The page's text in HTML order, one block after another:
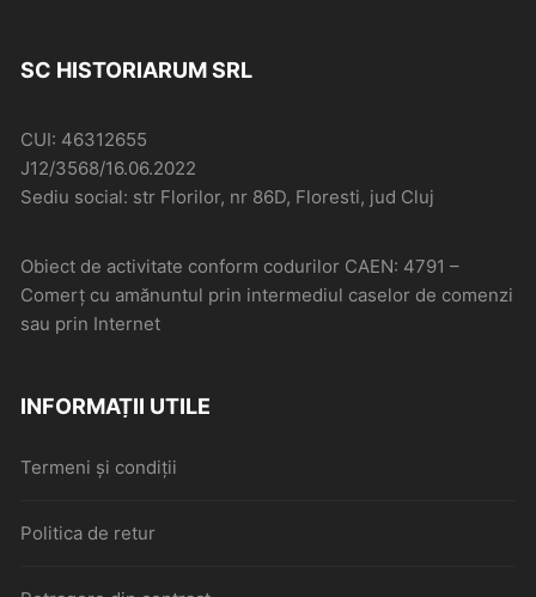
SC HISTORIARUM SRL
CUI: 46312655
J12/3568/16.06.2022
Sediu social: str Florilor, nr 86D, Floresti, jud Cluj
Obiect de activitate conform codurilor CAEN: 4791 –
Comerţ cu amănuntul prin intermediul caselor de comenzi
sau prin Internet
INFORMAȚII UTILE
Termeni și condiții
Politica de retur